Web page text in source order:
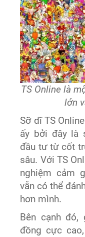
TS Online là
lớn
Sỡ dĩ TS Online
ấy bởi đây là
đầu tưtừ cốt
sâu. Với TS
nghiệm cảm
vẫn có thể
hơn mình.
Bên cạnh đó,
đồng cực cao,